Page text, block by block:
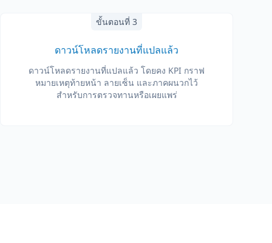
ขั้นตอนที่ 3
ดาวน์โหลดรายงานที่แปลแล้ว
ดาวน์โหลดรายงานที่แปลแล้ว โดยคง KPI กราฟ
หมายเหตุท้ายหน้า ลายเซ็น และภาคผนวกไว้
สำหรับการตรวจทานหรือเผยแพร่